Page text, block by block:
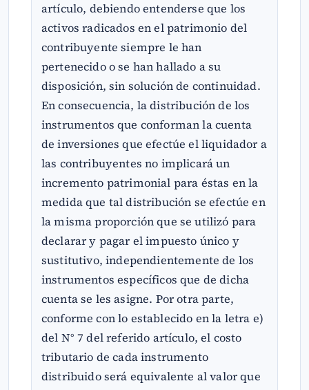
artículo, debiendo entenderse que los
activos radicados en el patrimonio del
contribuyente siempre le han
pertenecido o se han hallado a su
disposición, sin solución de continuidad.
En consecuencia, la distribución de los
instrumentos que conforman la cuenta
de inversiones que efectúe el liquidador a
las contribuyentes no implicará un
incremento patrimonial para éstas en la
medida que tal distribución se efectúe en
la misma proporción que se utilizó para
declarar y pagar el impuesto único y
sustitutivo, independientemente de los
instrumentos específicos que de dicha
cuenta se les asigne. Por otra parte,
conforme con lo establecido en la letra e)
del N° 7 del referido artículo, el costo
tributario de cada instrumento
distribuido será equivalente al valor que